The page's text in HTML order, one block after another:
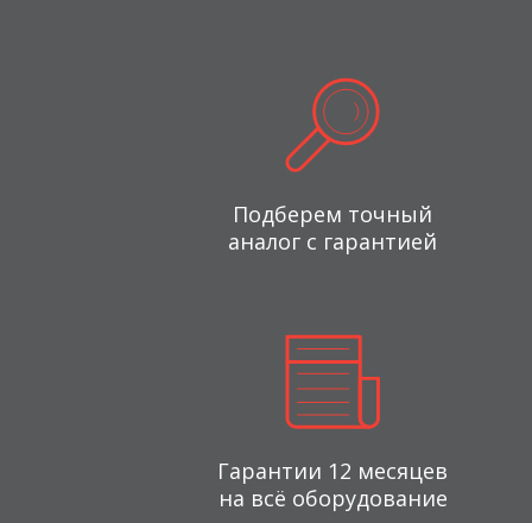
Подберем точный
аналог с гарантией
Гарантии 12 месяцев
на всё оборудование